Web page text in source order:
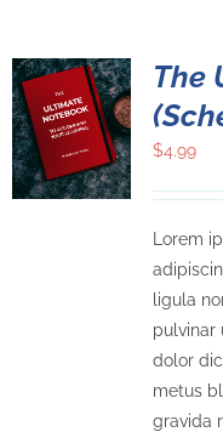
The
$4.99
Lorem
ligula
pulvinar
dolor
metus
gravida